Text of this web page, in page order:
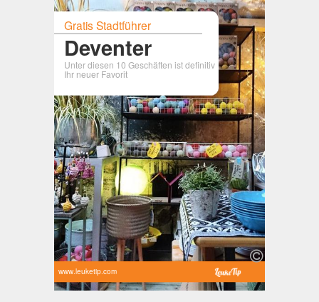
Gratis Stadtführer
Deventer
Unter diesen 10 Geschäften ist definitiv
Ihr neuer Favorit
www.leuketip.com